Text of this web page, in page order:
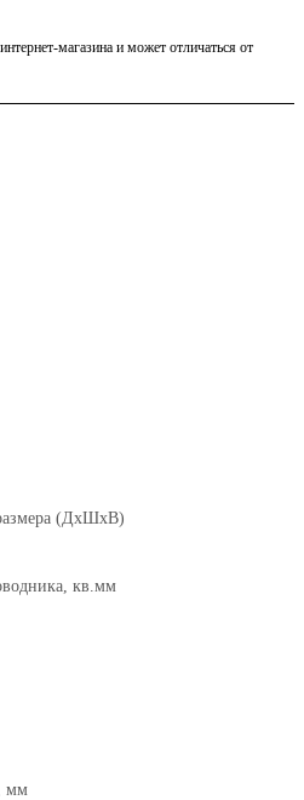
магазина и может отличаться от
(ДхШхВ)
кв.мм
мм